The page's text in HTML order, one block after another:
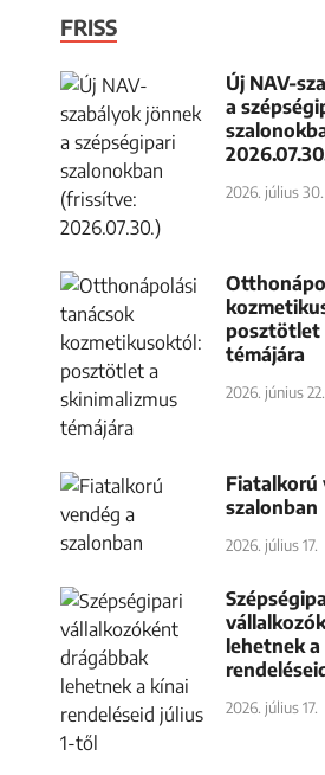
FRISS
Új NAV-
a
2026. július 30.
posztötlet
témájára
2026. június 22.
Fiatalkorú
szalonban
2026. július 17.
lehetnek
2026. július 17.